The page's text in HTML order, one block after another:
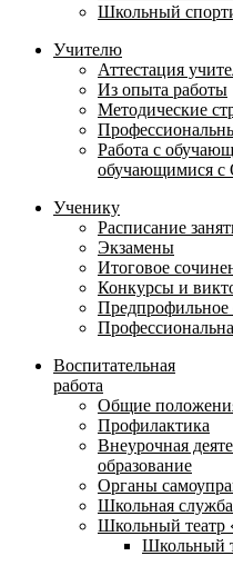
Школьный
Учителю
Аттестация
Из опыта работы
Методические
Работа с
обучающимися
Ученику
Расписание
Экзамены
Итоговое
Конкурсы и
Предпрофильное
Воспитательная
работа
Общие
Профилактика
Внеурочная
образование
Органы
Школьная
Школьный театр
Школьный